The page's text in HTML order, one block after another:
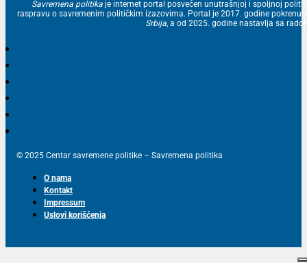
Savremena politika je internet portal posvećen unutrašnjoj i spoljnoj
raspravu o savremenim političkim izazovima. Portal je 2017. godine
Srbija, a od 2025. godine nastavlja sa
© 2025 Centar savremene politike – Savremena politika
O nama
Kontakt
Impressum
Uslovi korišćenja